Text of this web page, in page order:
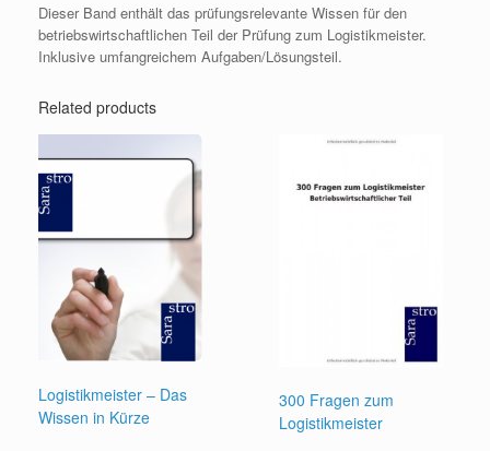
Dieser Band enthält das prüfungsrelevante Wissen für den
betriebswirtschaftlichen Teil der Prüfung zum Logistikmeister.
Inklusive umfangreichem Aufgaben/Lösungsteil.
Related products
Logistikmeister – Das
Wissen in Kürze
300 Fragen zum
Logistikmeister